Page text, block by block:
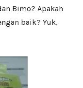
Bimo? Apakah
baik? Yuk,